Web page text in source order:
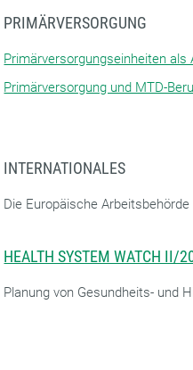
PRIMÄRVERSORGUNG
Primärversorgungseinheiten als
Primärversorgung und MTD-
INTERNATIONALES
Die Europäische Arbeitsbehörde
HEALTH SYSTEM WATCH II/
Planung von Gesundheits- und